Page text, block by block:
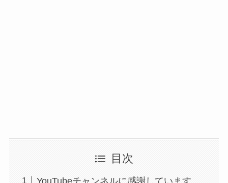
目次
YouTubeチャンネルに感謝しています